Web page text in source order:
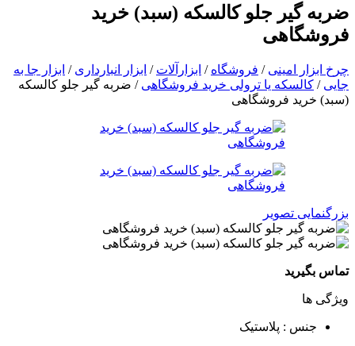
ضربه گیر جلو کالسکه (سبد) خرید
فروشگاهی
چرخ ابزار امینی / فروشگاه / ابزارآلات / ابزار انبارداری / ابزار جا به
جایی / کالسکه یا ترولی خرید فروشگاهی / ضربه گیر جلو کالسکه
(سبد) خرید فروشگاهی
بزرگنمایی تصویر
تماس بگیرید
ویژگی ها
جنس : پلاستیک